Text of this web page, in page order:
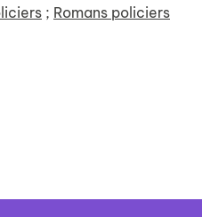
; Romans policiers